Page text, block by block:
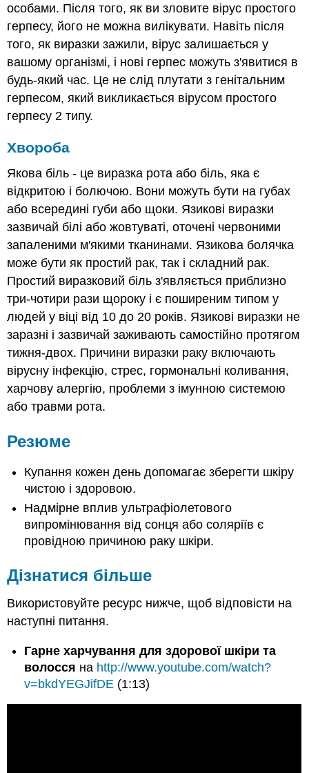
особами. Після того, як ви зловите вірус простого
герпесу, його не можна вилікувати. Навіть після
того, як виразки зажили, вірус залишається у
вашому організмі, і нові герпес можуть з'явитися в
будь-який час. Це не слід плутати з генітальним
герпесом, який викликається вірусом простого
герпесу 2 типу.
Хвороба
Якова біль - це виразка рота або біль, яка є
відкритою і болючою. Вони можуть бути на губах
або всередині губи або щоки. Язикові виразки
зазвичай білі або жовтуваті, оточені червоними
запаленими м'якими тканинами. Язикова болячка
може бути як простий рак, так і складний рак.
Простий виразковий біль з'являється приблизно
три-чотири рази щороку і є поширеним типом у
людей у віці від 10 до 20 років. Язикові виразки не
заразні і зазвичай заживають самостійно протягом
тижня-двох. Причини виразки раку включають
вірусну інфекцію, стрес, гормональні коливання,
харчову алергію, проблеми з імунною системою
або травми рота.
Резюме
Купання кожен день допомагає зберегти шкіру
чистою і здоровою.
Надмірне вплив ультрафіолетового
випромінювання від сонця або соляріїв є
провідною причиною раку шкіри.
Дізнатися більше
Використовуйте ресурс нижче, щоб відповісти на
наступні питання.
Гарне харчування для здорової шкіри та
волосся на http://www.youtube.com/watch?
v=bkdYEGJifDE (1:13)